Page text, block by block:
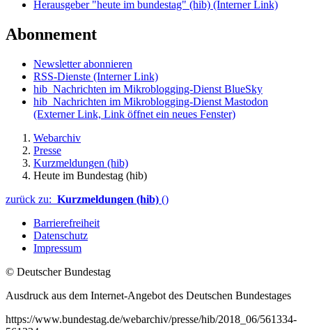
Herausgeber "heute im bundestag" (hib) (Interner Link)
Abonnement
Newsletter abonnieren
RSS-Dienste (Interner Link)
hib_Nachrichten im Mikroblogging-Dienst BlueSky
hib_Nachrichten im Mikroblogging-Dienst Mastodon
(Externer Link, Link öffnet ein neues Fenster)
Webarchiv
Presse
Kurzmeldungen (hib)
Heute im Bundestag (hib)
zurück zu: Kurzmeldungen (hib) ()
Barrierefreiheit
Datenschutz
Impressum
© Deutscher Bundestag
Ausdruck aus dem Internet-Angebot des Deutschen Bundestages
https://www.bundestag.de/webarchiv/presse/hib/2018_06/561334-